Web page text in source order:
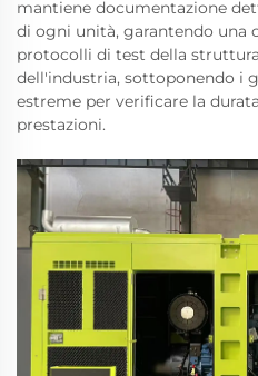
mantiene documentazione
di ogni unità, garantendo una
protocolli di test della
dell'industria, sottoponendo i
estreme per verificare la
prestazioni.